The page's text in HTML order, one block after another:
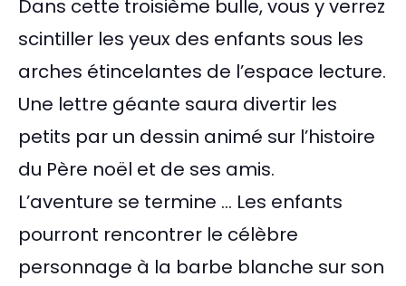
Dans cette troisième bulle, vous y verrez
scintiller les yeux des enfants sous les
arches étincelantes de l’espace lecture.
Une lettre géante saura divertir les
petits par un dessin animé sur l’histoire
du Père noël et de ses amis.
L’aventure se termine … Les enfants
pourront rencontrer le célèbre
personnage à la barbe blanche sur son